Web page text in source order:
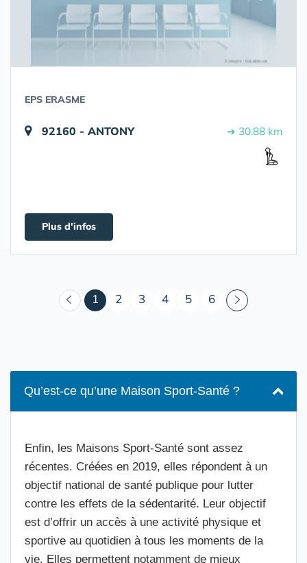
EPS ERASME
92160 - ANTONY ➔ 30.88 km
Plus d'infos
1 (courant)
2 3 4 5 6
Qu’est-ce qu’une Maison Sport-Santé ?
Enfin, les Maisons Sport-Santé sont assez
récentes. Créées en 2019, elles répondent à un
objectif national de santé publique pour lutter
contre les effets de la sédentarité. Leur objectif
est d’offrir un accès à une activité physique et
sportive au quotidien à tous les moments de la
vie. Elles permettent notamment de mieux